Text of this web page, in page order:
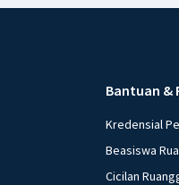
Bantuan &
Kredensial
Beasiswa
Cicilan